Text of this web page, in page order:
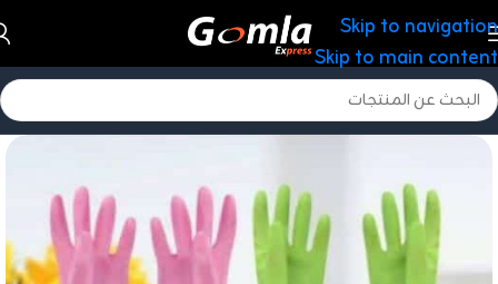
Skip to navigation
Skip to main content